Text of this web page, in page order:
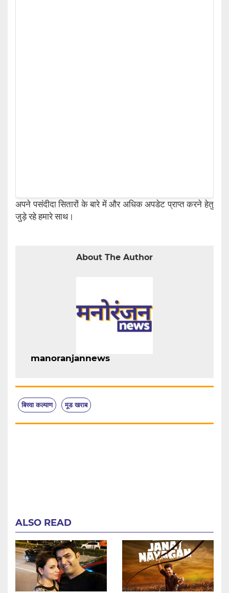
अपने पसंदीदा सितारों के बारे में और अधिक अपडेट प्राप्त करने हेतु
जुड़े रहे हमारे साथ।
About The Author
manoranjannews
बिस्वा कल्याण मूड खराब
ALSO READ